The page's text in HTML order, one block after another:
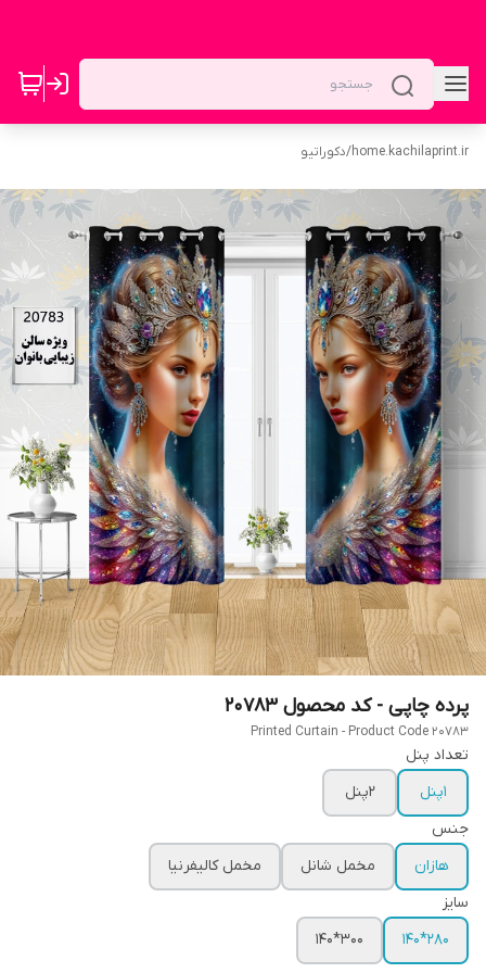
home.kachilaprint.ir
/دکوراتیو
پرده چاپی - کد محصول 20783
Printed Curtain - Product Code 20783
تعداد پنل
1پنل
2پنل
جنس
هازان
مخمل شانل
مخمل کالیفرنیا
سایز
280*140
300*140